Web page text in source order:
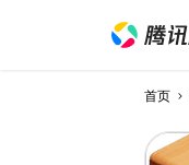
首页